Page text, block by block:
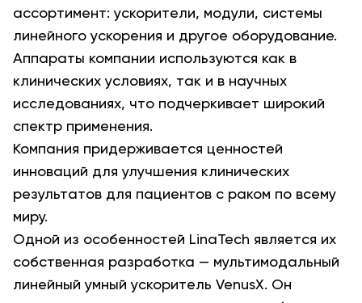
ассортимент: ускорители, модули, системы
линейного ускорения и другое оборудование.
Аппараты компании используются как в
клинических условиях, так и в научных
исследованиях, что подчеркивает широкий
спектр применения.
Компания придерживается ценностей
инноваций для улучшения клинических
результатов для пациентов с раком по всему
миру.
Одной из особенностей LinaTech является их
собственная разработка — мультимодальный
линейный умный ускоритель VenusX. Он